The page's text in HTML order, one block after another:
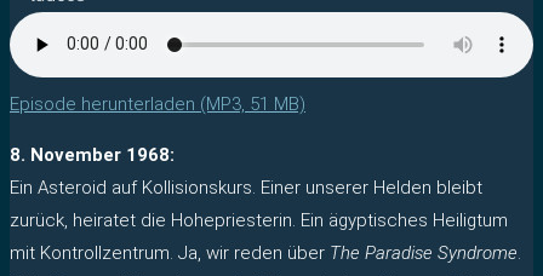
Episode herunterladen (MP3, 51 MB)
8. November 1968:
Ein Asteroid auf Kollisionskurs. Einer unserer Helden bleibt
zurück, heiratet die Hohepriesterin. Ein ägyptisches Heiligtum
mit Kontrollzentrum. Ja, wir reden über The Paradise Syndrome.